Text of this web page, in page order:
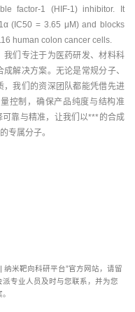
factor-1 (HIF-1) inhibitor. It
(IC50 = 3.65 μM) and blocks
human colon cancer cells.
们专注于为医药研发、材料科
解决方案。无论是常规分子、
我们的资深团队都能凭借先进
控制，确保产品纯度与结构准
靠与精准，让我们以***的合成
专属分子。
纳米靶向科研平台”官方网站，请留
专业人员及时与您联系，并为您